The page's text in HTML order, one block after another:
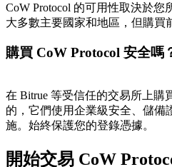
CoW Protocol 的可用性取決於您
大多數主要國家和地區，但購買
購買 CoW Protocol 安全嗎
在 Bitrue 等受信任的交易所上購
的，它們使用企業級安全、儲備
施。始終保護您的登錄憑據。
開始交易 CoW